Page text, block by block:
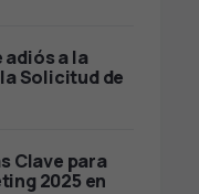
adiós a la
Solicitud de
Clave para
2025 en